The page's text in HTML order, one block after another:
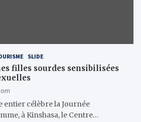
SLIDE
filles sourdes sensibilisées
entier célèbre la Journée
à Kinshasa, le Centre…